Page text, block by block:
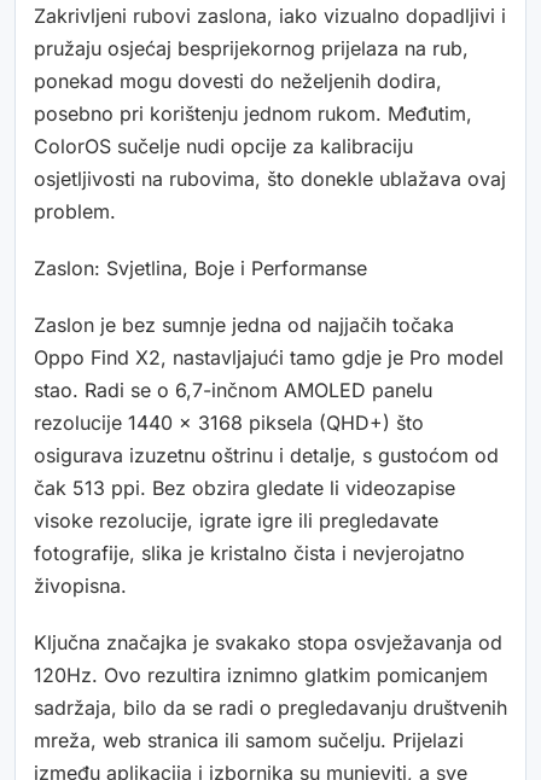
Zakrivljeni rubovi zaslona, iako vizualno dopadljivi i
pružaju osjećaj besprijekornog prijelaza na rub,
ponekad mogu dovesti do neželjenih dodira,
posebno pri korištenju jednom rukom. Međutim,
ColorOS sučelje nudi opcije za kalibraciju
osjetljivosti na rubovima, što donekle ublažava ovaj
problem.
Zaslon: Svjetlina, Boje i Performanse
Zaslon je bez sumnje jedna od najjačih točaka
Oppo Find X2, nastavljajući tamo gdje je Pro model
stao. Radi se o 6,7-inčnom AMOLED panelu
rezolucije 1440 x 3168 piksela (QHD+) što
osigurava izuzetnu oštrinu i detalje, s gustoćom od
čak 513 ppi. Bez obzira gledate li videozapise
visoke rezolucije, igrate igre ili pregledavate
fotografije, slika je kristalno čista i nevjerojatno
živopisna.
Ključna značajka je svakako stopa osvježavanja od
120Hz. Ovo rezultira iznimno glatkim pomicanjem
sadržaja, bilo da se radi o pregledavanju društvenih
mreža, web stranica ili samom sučelju. Prijelazi
između aplikacija i izbornika su munjeviti, a sve